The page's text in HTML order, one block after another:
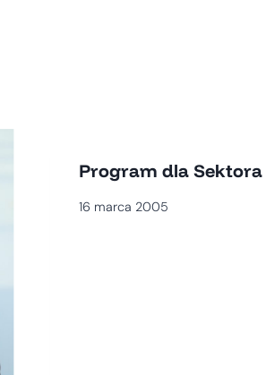
Program dla
16 marca 2005